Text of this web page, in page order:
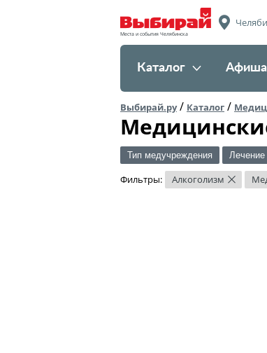
Места и события Челябинска
Каталог Афиша
Выбирай.ру/ Каталог /
Тип медучреждения Лечение
Фильтры: Алкоголизм ×